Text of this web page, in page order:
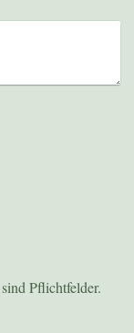
Pflichtfelder.